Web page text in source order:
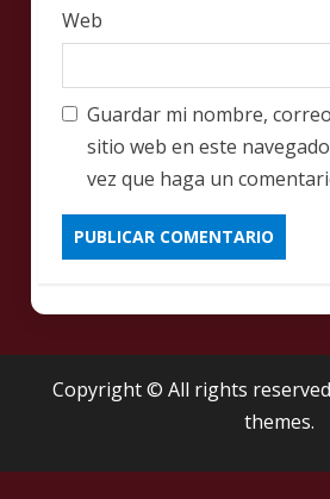
Web
Guardar mi nombre,
sitio web en este
vez que haga un
Copyright © All rights
themes.